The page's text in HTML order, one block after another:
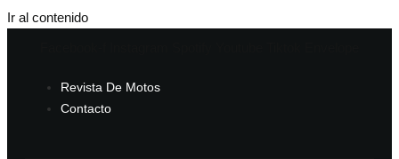
Ir al contenido
Revista De Motos
Contacto